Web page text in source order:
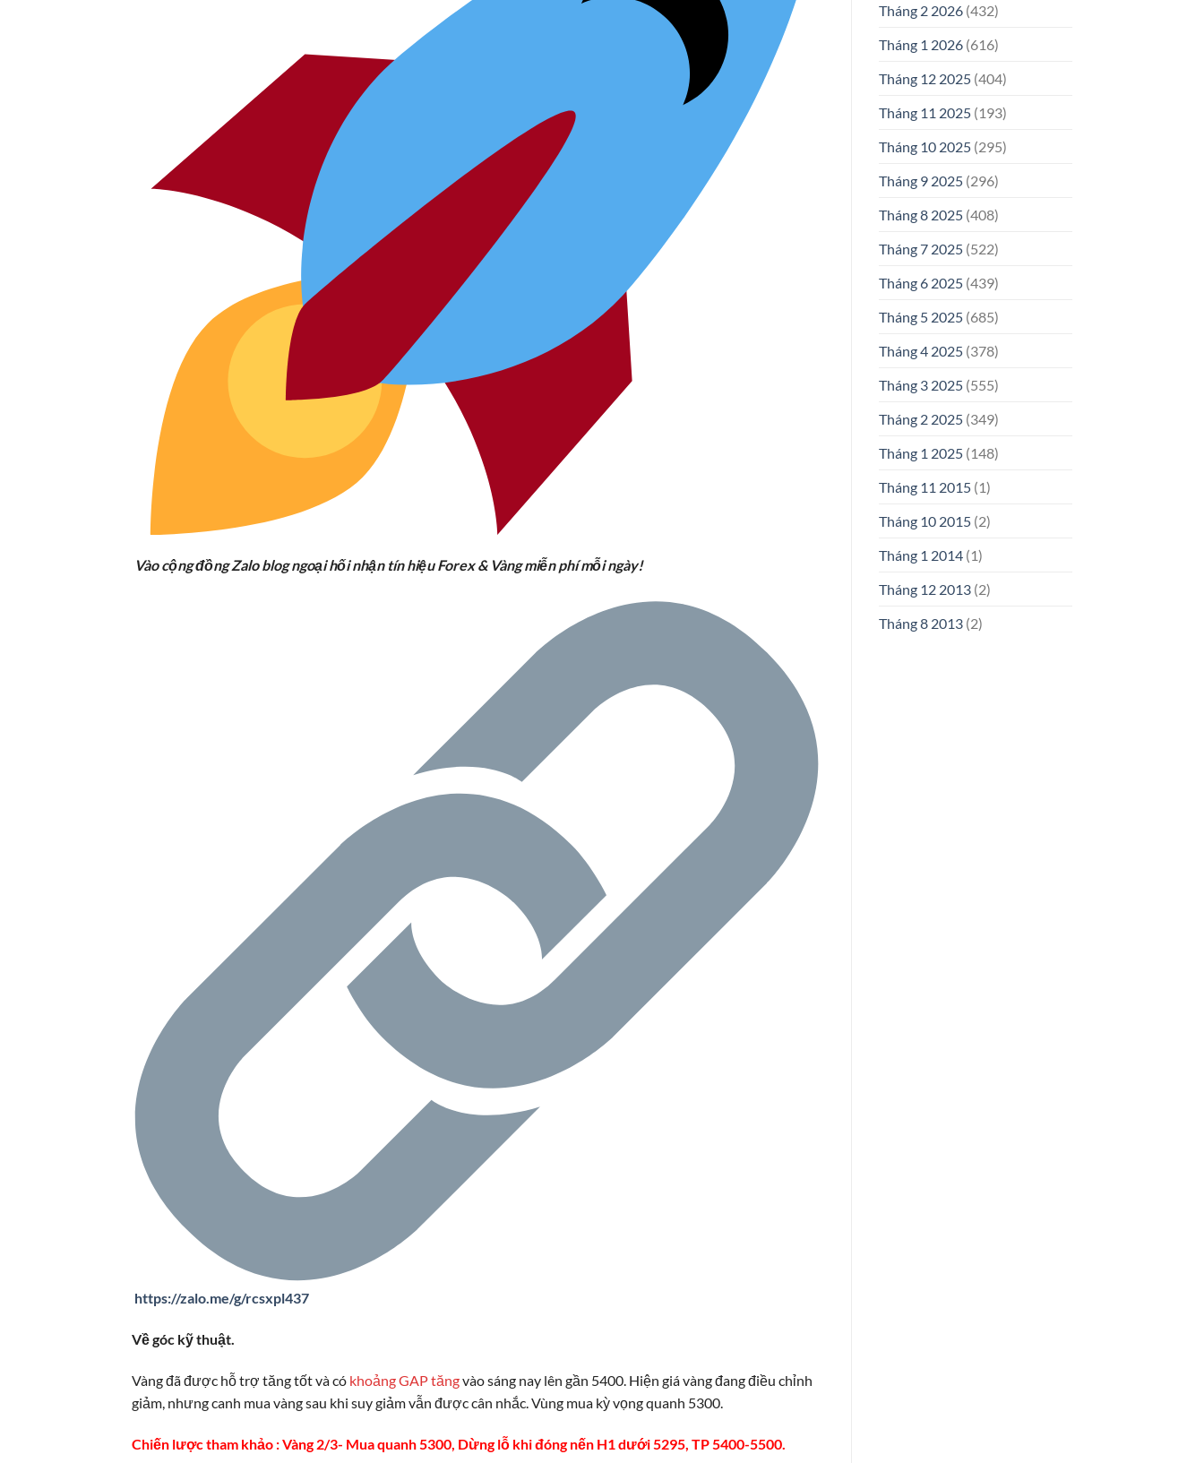
Vào cộng đồng Zalo blog ngoại hối nhận tín hiệu Forex & Vàng miễn phí mỗi ngày!
https://zalo.me/g/rcsxpl437
Về góc kỹ thuật.
Vàng đã được hỗ trợ tăng tốt và có khoảng GAP tăngvào sáng nay lên gần 5400. Hiện giá vàng đang điều chỉnh
giảm, nhưng canh mua vàng sau khi suy giảm vẫn được cân nhắc. Vùng mua kỳ vọng quanh 5300.
Chiến lược tham khảo : Vàng 2/3- Mua quanh 5300, Dừng lỗ khi đóng nến H1 dưới 5295, TP 5400-5500.
Tháng 2 2026(432)
Tháng 1 2026(616)
Tháng 12 2025(404)
Tháng 11 2025(193)
Tháng 10 2025(295)
Tháng 9 2025(296)
Tháng 8 2025(408)
Tháng 7 2025(522)
Tháng 6 2025(439)
Tháng 5 2025(685)
Tháng 4 2025(378)
Tháng 3 2025(555)
Tháng 2 2025(349)
Tháng 1 2025(148)
Tháng 11 2015(1)
Tháng 10 2015(2)
Tháng 1 2014(1)
Tháng 12 2013(2)
Tháng 8 2013(2)